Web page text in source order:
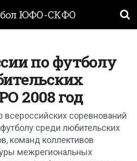
ЮФО-СКФО
по футболу
2008 год
всероссийских соревнований
среди любительских
команд коллективов
межрегиональных